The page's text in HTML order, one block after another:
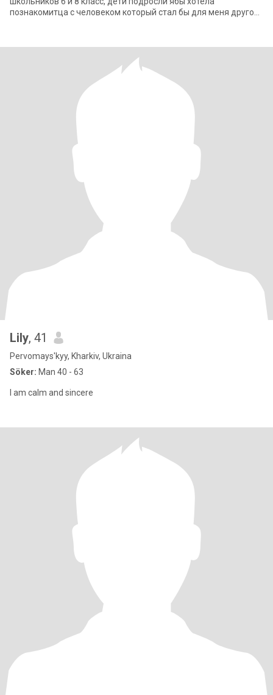
познакомитца с человеком который стал бы для меня другом
Lily, 41
Pervomays'kyy, Kharkiv, Ukraina
Söker: Man 40 - 63
I am calm and sincere